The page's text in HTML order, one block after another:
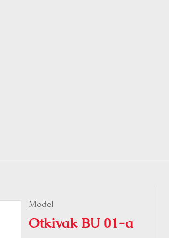
Model
Otkivak BU 01-a